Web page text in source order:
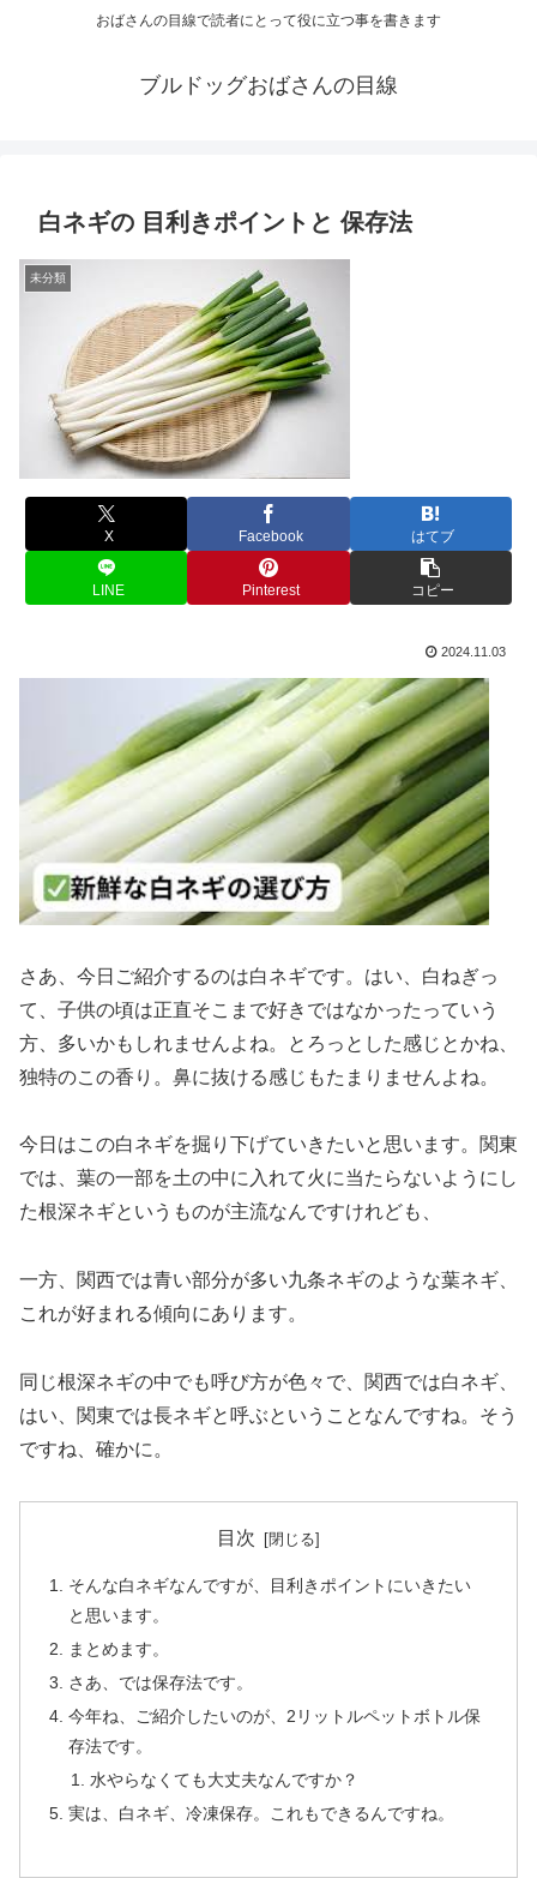
おばさんの目線で読者にとって役に立つ事を書きます
ブルドッグおばさんの目線
白ネギの 目利きポイントと 保存法
未分類
X Facebook はてブ
LINE Pinterest コピー
2024.11.03
さあ、今日ご紹介するのは白ネギです。はい、白ねぎっ
て、子供の頃は正直そこまで好きではなかったっていう
方、多いかもしれませんよね。とろっとした感じとかね、
独特のこの香り。鼻に抜ける感じもたまりませんよね。
今日はこの白ネギを掘り下げていきたいと思います。関東
では、葉の一部を土の中に入れて火に当たらないようにし
た根深ネギというものが主流なんですけれども、
一方、関西では青い部分が多い九条ネギのような葉ネギ、
これが好まれる傾向にあります。
同じ根深ネギの中でも呼び方が色々で、関西では白ネギ、
はい、関東では長ネギと呼ぶということなんですね。そう
ですね、確かに。
目次
そんな白ネギなんですが、目利きポイントにいきたい
と思います。
まとめます。
さあ、では保存法です。
今年ね、ご紹介したいのが、2リットルペットボトル保
存法です。
水やらなくても大丈夫なんですか？
実は、白ネギ、冷凍保存。これもできるんですね。